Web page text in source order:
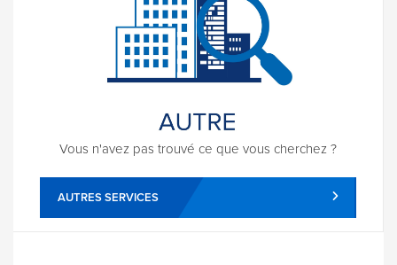
Vous n'avez pas trouvé ce que vous cherchez ?
AUTRES SERVICES